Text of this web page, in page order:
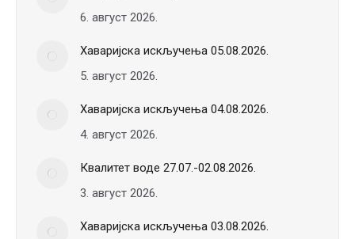
6. август 2026.
Хаваријска искључења 05.08.2026.
5. август 2026.
Хаваријска искључења 04.08.2026.
4. август 2026.
Квалитет воде 27.07.-02.08.2026.
3. август 2026.
Хаваријска искључења 03.08.2026.